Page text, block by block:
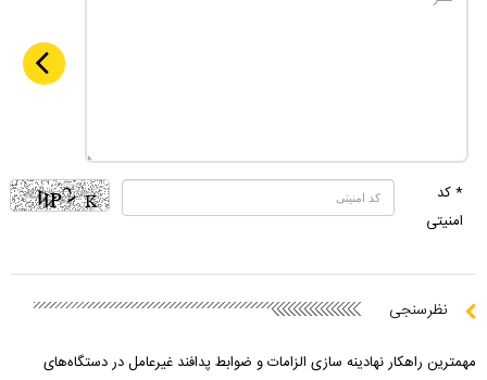
* کد
امنیتی
نظرسنجی
مهمترین راهکار نهادینه سازی الزامات و ضوابط پدافند غیرعامل در دستگاه‌های